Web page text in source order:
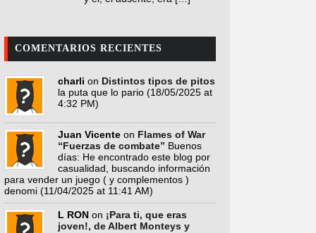
COMENTARIOS RECIENTES
charli on Distintos tipos de pitos
la puta que lo pario (18/05/2025 at
4:32 PM)
Juan Vicente on Flames of War
“Fuerzas de combate” Buenos
días: He encontrado este blog por
casualidad, buscando información
para vender un juego ( y complementos )
denomi (11/04/2025 at 11:41 AM)
L RON on ¡Para ti, que eras
joven!, de Albert Monteys y